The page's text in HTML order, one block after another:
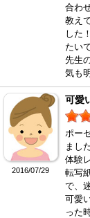
合わ
教え
した
たい
先生
気も
2016/07/29
可愛
ポー
ました
体験
転写
で、
可愛
った